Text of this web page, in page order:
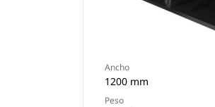
Ancho
1200 mm
Peso